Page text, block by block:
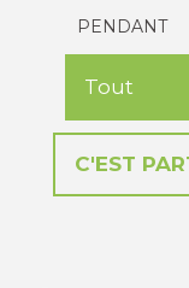
PENDANT